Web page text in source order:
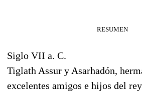
RESUMEN
Siglo VII a. C.
Tiglath Assur y Asarhadón,
excelentes amigos e hijos del